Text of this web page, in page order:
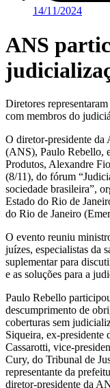
14/11/2024
ANS
Diretores
com membros do
O diretor-presidente da
(ANS), Paulo Rebello,
Produtos, Alexandre
(8/11), do fórum
sociedade brasileira”,
Estado do Rio de
do Rio de Janeiro
O evento reuniu
juízes, especialistas da
suplementar para
e as soluções para a
Paulo Rebello
descumprimento de
coberturas sem
Siqueira, ex-presidente
Cassarotti, vice-
Cury, do Tribunal de
representante da
diretor-presidente da